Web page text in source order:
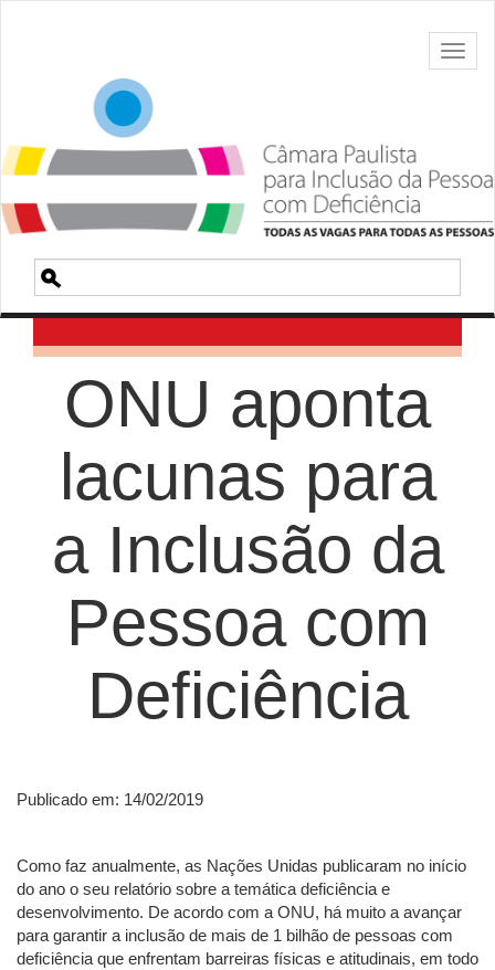
Pesquisa
ONU aponta
lacunas para
a Inclusão da
Pessoa com
Deficiência
Publicado em: 14/02/2019
Como faz anualmente, as Nações Unidas publicaram no início
do ano o seu relatório sobre a temática deficiência e
desenvolvimento. De acordo com a ONU, há muito a avançar
para garantir a inclusão de mais de 1 bilhão de pessoas com
deficiência que enfrentam barreiras físicas e atitudinais, em todo